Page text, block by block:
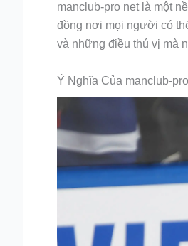
manclub-pro net là một
đồng nơi mọi người có
và những điều thú vị mà
Ý Nghĩa Của manclub-